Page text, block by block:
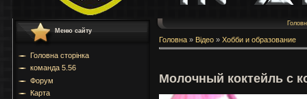
Меню сайту
Головна сторінка
команда 5.56
Форум
Карта
Головна » Відео » Хобби и образование
Молочный коктейль с